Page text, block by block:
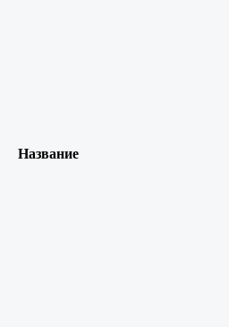
Название